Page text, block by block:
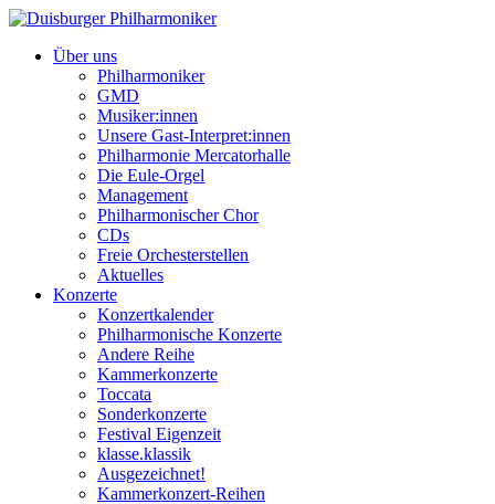
Über uns
Philharmoniker
GMD
Musiker:innen
Unsere Gast-Interpret:innen
Philharmonie Mercatorhalle
Die Eule-Orgel
Management
Philharmonischer Chor
CDs
Freie Orchesterstellen
Aktuelles
Konzerte
Konzertkalender
Philharmonische Konzerte
Andere Reihe
Kammerkonzerte
Toccata
Sonderkonzerte
Festival Eigenzeit
klasse.klassik
Ausgezeichnet!
Kammerkonzert-Reihen